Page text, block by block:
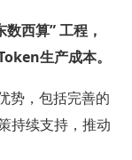
西算” 工程，
生产成本。
势，包括完善的
持续支持，推动